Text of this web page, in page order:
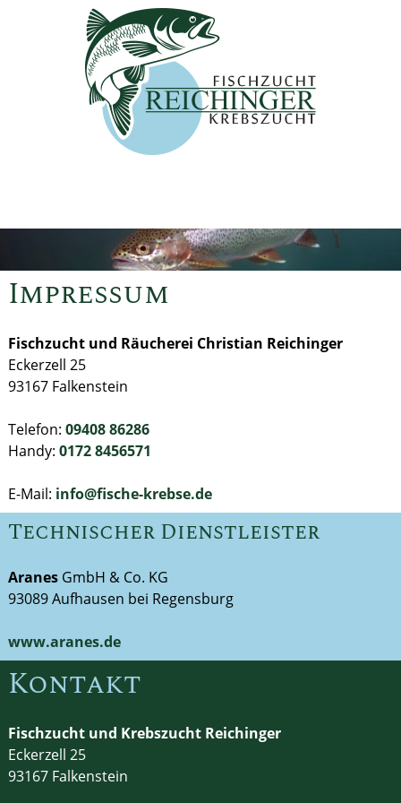
Impressum
Fischzucht und Räucherei Christian Reichinger
Eckerzell 25
93167 Falkenstein
Telefon: 09408 86286
Handy: 0172 8456571
E-Mail: info@fische-krebse.de
Technischer Dienstleister
AranesGmbH & Co. KG
93089 Aufhausen bei Regensburg
www.aranes.de
Kontakt
Fischzucht und Krebszucht Reichinger
Eckerzell 25
93167 Falkenstein